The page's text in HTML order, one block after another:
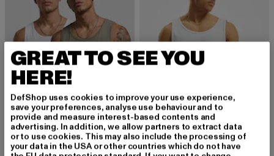
URBAN CLASSICS
GREAT TO SEE YOU
HERE!
DefShop uses cookies to improve your use experience,
save your preferences, analyse use behaviour and to
provide and measure interest-based contents and
advertising. In addition, we allow partners to extract data
or to use cookies. This may also include the processing of
your data in the USA or other countries which do not have